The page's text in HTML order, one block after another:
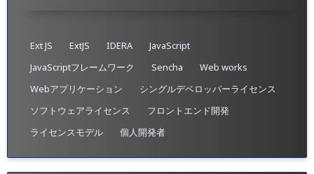
Ext JS ExtJS IDERA
JavaScript
JavaScriptフレームワーク
Sencha
Web works
Webアプリケーション
シングルデベロッパーライセンス
ソフトウェアライセンス
フロントエンド開発
ライセンスモデル
個人開発者